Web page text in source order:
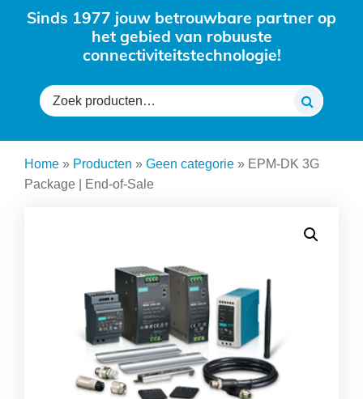
Sinds 1977 jouw betrouwbare partner op
het gebied van robuuste
connectiviteitstechnologie!
Zoeken
naar:
Home » Producten » Geen categorie » EPM-DK 3G
Package | End-of-Sale